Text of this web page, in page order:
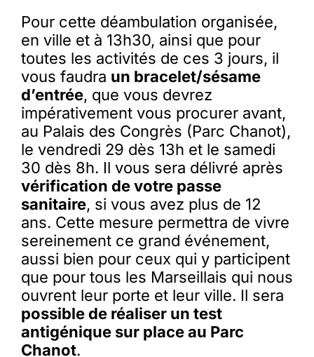
Pour cette déambulation organisée,
en ville et à 13h30, ainsi que pour
toutes les activités de ces 3 jours, il
vous faudra un bracelet/sésame
d’entrée, que vous devrez
impérativement vous procurer avant,
au Palais des Congrès (Parc Chanot),
le vendredi 29 dès 13h et le samedi
30 dès 8h. Il vous sera délivré après
vérification de votre passe
sanitaire, si vous avez plus de 12
ans. Cette mesure permettra de vivre
sereinement ce grand événement,
aussi bien pour ceux qui y participent
que pour tous les Marseillais qui nous
ouvrent leur porte et leur ville. Il sera
possible de réaliser un test
antigénique sur place au Parc
Chanot.